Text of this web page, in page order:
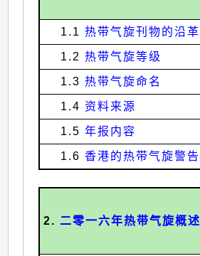
1.1 热带气旋刊物的沿革
1.2 热带气旋等级
1.3 热带气旋命名
1.4 资料来源
1.5 年报内容
1.6 香港的热带气旋警
2. 二零一六年热带气旋概述